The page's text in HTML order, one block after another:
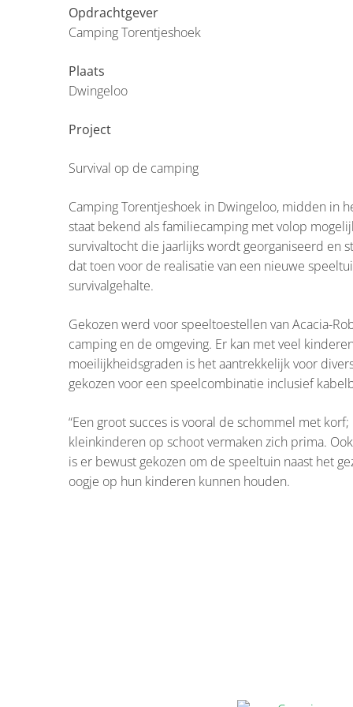
Opdrachtgever
Camping Torentjeshoek
Plaats
Dwingeloo
Project
Survival op de camping
Camping Torentjeshoek in Dwingeloo, midden in
staat bekend als familiecamping met volop
survivaltocht die jaarlijks wordt georganiseerd en
dat toen voor de realisatie van een nieuwe
survivalgehalte.
Gekozen werd voor speeltoestellen van Acacia-
camping en de omgeving. Er kan met veel
moeilijkheidsgraden is het aantrekkelijk voor
gekozen voor een speelcombinatie inclusief
“Een groot succes is vooral de schommel met korf;
kleinkinderen op schoot vermaken zich prima.
is er bewust gekozen om de speeltuin naast het
oogje op hun kinderen kunnen houden.